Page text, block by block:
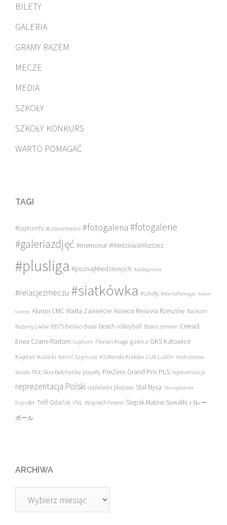
BILETY
GALERIA
GRAMY RAZEM
MECZE
MEDIA
SZKOŁY
SZKOŁY KONKURS
WARTO POMAGAĆ
TAGI
#cuprumtv #czasnarewanż #fotogaleria #fotogalerie
#galeriazdjęć #memoriał #MiedziowaMlodziez
#plusliga #poznajMiedziowych #pożegnania
#relacjezmeczu #siatkówka #szkoły #WartoPomagac Adam
Lorenc Aluron CMC Warta Zawiercie Asseco Resovia Rzeszów Barkom
Każany Lwów BBTS Bielsko-Biała beach volleyball Biało-czerwoni Cerrad
Enea Czarni Radom cuprum Florian Krage galeria GKS Katowice
Kajetan Kubicki Kamil Szymura KS Wanda Kraków LUK Lublin mistrzostwa
świata PGE Skra Bełchatów playoffy PreZero Grand Prix PLS reprezentacja
reprezentacja Polski siatkówka plażowa Stal Nysa Staropolanka
transfer Trefl Gdańsk VNL Wojciech Ferens Ślepsk Malow Suwałki バレー
ボール
ARCHIWA
Archiwa